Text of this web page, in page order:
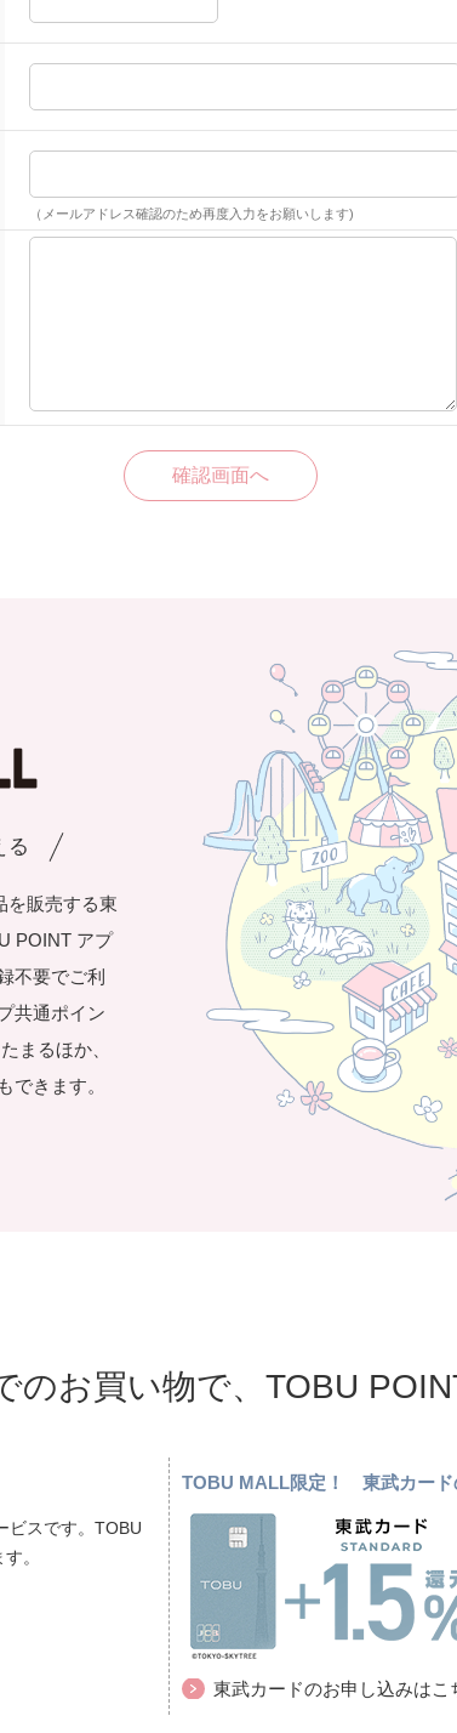
（メールアドレス確認のため再度入力をお願いします)
る
を販売する東
POINT アプ
不要でご利
共通ポイン
まるほか、
できます。
のお買い物で、TOBU
ビスです。TOBU
。
TOBU MALL限定！ 東武カード
東武カードのお申し込みはこ